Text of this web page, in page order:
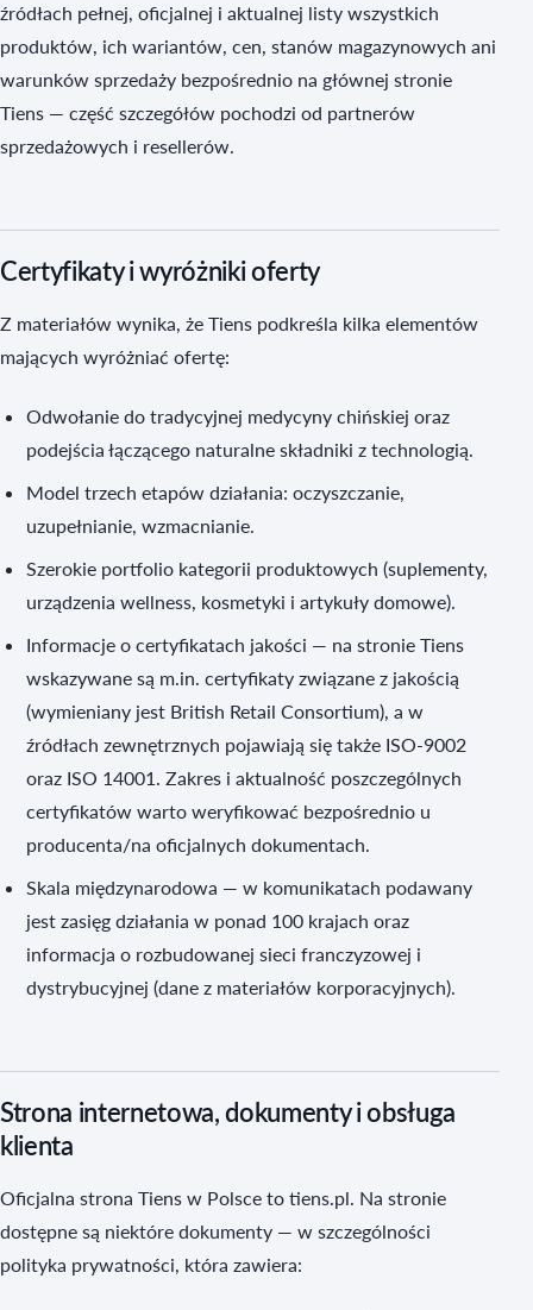
źródłach pełnej, oficjalnej i aktualnej listy wszystkich
produktów, ich wariantów, cen, stanów magazynowych ani
warunków sprzedaży bezpośrednio na głównej stronie
Tiens — część szczegółów pochodzi od partnerów
sprzedażowych i resellerów.
Certyfikaty i wyróżniki oferty
Z materiałów wynika, że Tiens podkreśla kilka elementów
mających wyróżniać ofertę:
Odwołanie do tradycyjnej medycyny chińskiej oraz
podejścia łączącego naturalne składniki z technologią.
Model trzech etapów działania: oczyszczanie,
uzupełnianie, wzmacnianie.
Szerokie portfolio kategorii produktowych (suplementy,
urządzenia wellness, kosmetyki i artykuły domowe).
Informacje o certyfikatach jakości — na stronie Tiens
wskazywane są m.in. certyfikaty związane z jakością
(wymieniany jest British Retail Consortium), a w
źródłach zewnętrznych pojawiają się także ISO-9002
oraz ISO 14001. Zakres i aktualność poszczególnych
certyfikatów warto weryfikować bezpośrednio u
producenta/na oficjalnych dokumentach.
Skala międzynarodowa — w komunikatach podawany
jest zasięg działania w ponad 100 krajach oraz
informacja o rozbudowanej sieci franczyzowej i
dystrybucyjnej (dane z materiałów korporacyjnych).
Strona internetowa, dokumenty i obsługa
klienta
Oficjalna strona Tiens w Polsce to tiens.pl. Na stronie
dostępne są niektóre dokumenty — w szczególności
polityka prywatności, która zawiera: